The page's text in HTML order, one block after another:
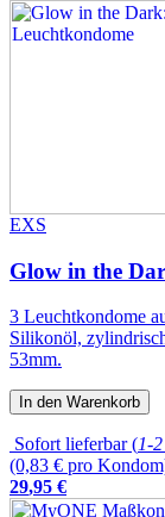
EXS
Glow in the
3 Leuchtkondome
Silikonöl,
53mm.
In den Warenkorb
Sofort lieferbar (1-
(0,83 € pro
29,95 €